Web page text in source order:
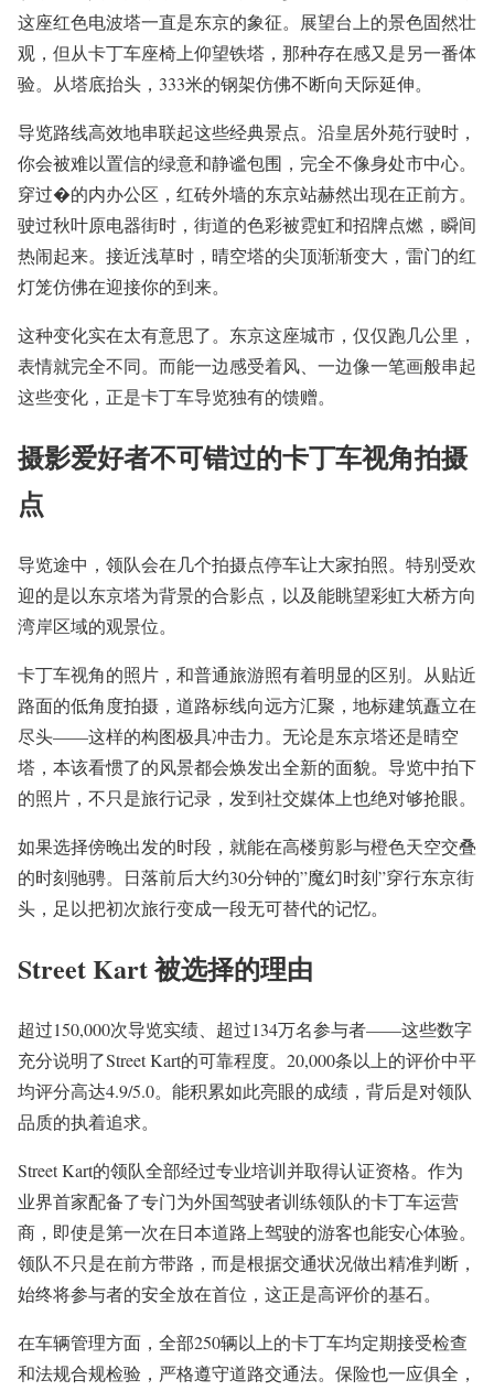
这座红色电波塔一直是东京的象征。展望台上的景色固然壮
观，但从卡丁车座椅上仰望铁塔，那种存在感又是另一番体
验。从塔底抬头，333米的钢架仿佛不断向天际延伸。
导览路线高效地串联起这些经典景点。沿皇居外苑行驶时，
你会被难以置信的绿意和静谧包围，完全不像身处市中心。
穿过�的内办公区，红砖外墙的东京站赫然出现在正前方。
驶过秋叶原电器街时，街道的色彩被霓虹和招牌点燃，瞬间
热闹起来。接近浅草时，晴空塔的尖顶渐渐变大，雷门的红
灯笼仿佛在迎接你的到来。
这种变化实在太有意思了。东京这座城市，仅仅跑几公里，
表情就完全不同。而能一边感受着风、一边像一笔画般串起
这些变化，正是卡丁车导览独有的馈赠。
摄影爱好者不可错过的卡丁车视角拍摄
点
导览途中，领队会在几个拍摄点停车让大家拍照。特别受欢
迎的是以东京塔为背景的合影点，以及能眺望彩虹大桥方向
湾岸区域的观景位。
卡丁车视角的照片，和普通旅游照有着明显的区别。从贴近
路面的低角度拍摄，道路标线向远方汇聚，地标建筑矗立在
尽头——这样的构图极具冲击力。无论是东京塔还是晴空
塔，本该看惯了的风景都会焕发出全新的面貌。导览中拍下
的照片，不只是旅行记录，发到社交媒体上也绝对够抢眼。
如果选择傍晚出发的时段，就能在高楼剪影与橙色天空交叠
的时刻驰骋。日落前后大约30分钟的”魔幻时刻”穿行东京街
头，足以把初次旅行变成一段无可替代的记忆。
Street Kart 被选择的理由
超过150,000次导览实绩、超过134万名参与者——这些数字
充分说明了Street Kart的可靠程度。20,000条以上的评价中平
均评分高达4.9/5.0。能积累如此亮眼的成绩，背后是对领队
品质的执着追求。
Street Kart的领队全部经过专业培训并取得认证资格。作为
业界首家配备了专门为外国驾驶者训练领队的卡丁车运营
商，即使是第一次在日本道路上驾驶的游客也能安心体验。
领队不只是在前方带路，而是根据交通状况做出精准判断，
始终将参与者的安全放在首位，这正是高评价的基石。
在车辆管理方面，全部250辆以上的卡丁车均定期接受检查
和法规合规检验，严格遵守道路交通法。保险也一应俱全，